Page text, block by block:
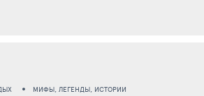
МИФЫ, ЛЕГЕНДЫ, ИСТОРИИ